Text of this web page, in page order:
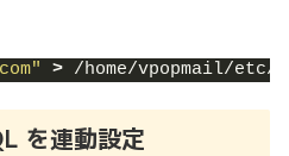
> /home/vpopmail/etc/
を連動設定